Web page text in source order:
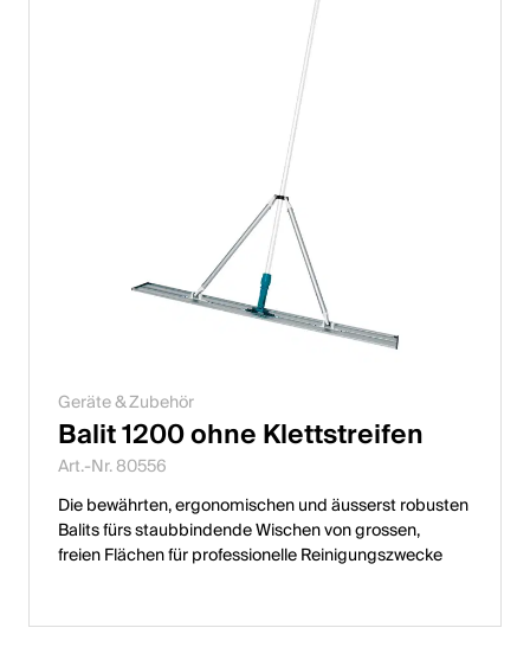
Geräte & Zubehör
Balit 1200 ohne Klettstreifen
Art.-Nr. 80556
Die bewährten, ergonomischen und äusserst robusten
Balits fürs staubbindende Wischen von grossen,
freien Flächen für professionelle Reinigungszwecke